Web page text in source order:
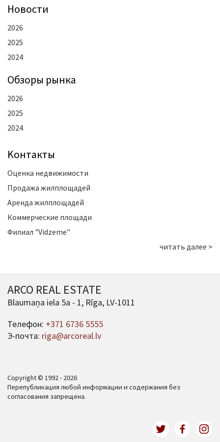
Новости
2026
2025
2024
Oбзоры рынка
2026
2025
2024
Kонтакты
Оценка недвижимости
Продажа жилплощадей
Аренда жилплощадей
Коммерческие площади
Филиал "Vidzeme"
читать далее >
ARCO REAL ESTATE
Blaumaņa iela 5a - 1, Rīga, LV-1011
Телефон: +371 6736 5555
Э-почта: riga@arcoreal.lv
Copyright © 1992 - 2026
Перепубликация любой информации и содержания без
согласования запрещена.